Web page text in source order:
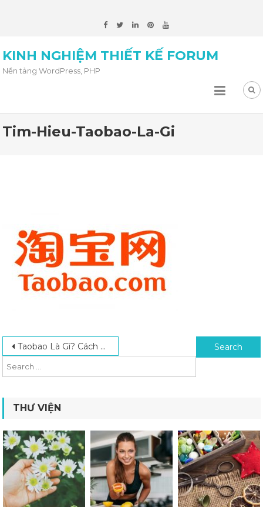
KINH NGHIỆM THIẾT KẾ FORUM
Nền tảng WordPress, PHP
Tim-Hieu-Taobao-La-Gi
Post navigation
Taobao Là Gì? Cách Tự Đặt Mua Hàng Taobao Đơn Giản, Nhanh Chóng Nhất 2024 Search for:
THƯ VIỆN